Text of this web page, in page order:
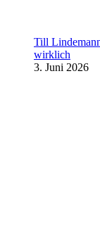
Till
wirklich
3. Juni 2026